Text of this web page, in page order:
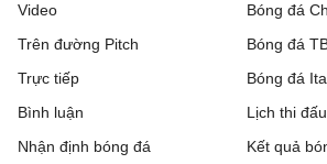
Video
Trên đường Pitch
Trực tiếp
Bóng đá
Bóng đá
Bóng đá
Bình luận
Nhận định bóng đá
Lịch thi
Kết quả